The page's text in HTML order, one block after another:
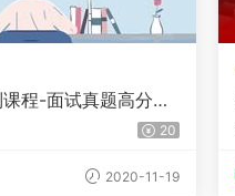
程-面试真题高分秒
20
2020-11-19